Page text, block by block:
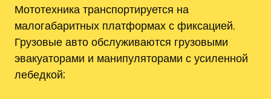
Мототехника транспортируется на
малогабаритных платформах с фиксацией.
Грузовые авто обслуживаются грузовыми
эвакуаторами и манипуляторами с усиленной
лебедкой;